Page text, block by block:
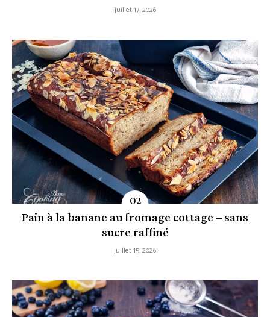
juillet 17, 2026
Pain à la banane au fromage cottage – sans
sucre raffiné
juillet 15, 2026